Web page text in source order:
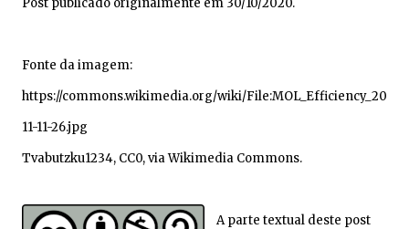
Post publicado originalmente em 30/10/2020.
Fonte da imagem:
https://commons.wikimedia.org/wiki/File:MOL_Efficiency_20
11-11-26.jpg
Tvabutzku1234, CC0, via Wikimedia Commons.
A parte textual deste post